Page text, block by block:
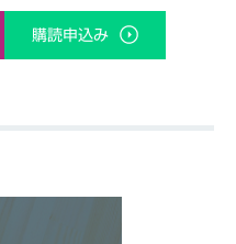
購読申込み